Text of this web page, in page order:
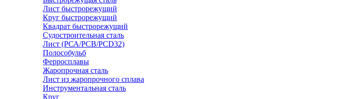
Лист быстрорежущий
Круг быстрорежущий
Квадрат быстрорежущий
Судостроительная сталь
Лист (РСА/РСВ/РСD32)
Полособульб
Ферросплавы
Жаропрочная сталь
Лист из жаропрочного сплава
Инструментальная сталь
Круг